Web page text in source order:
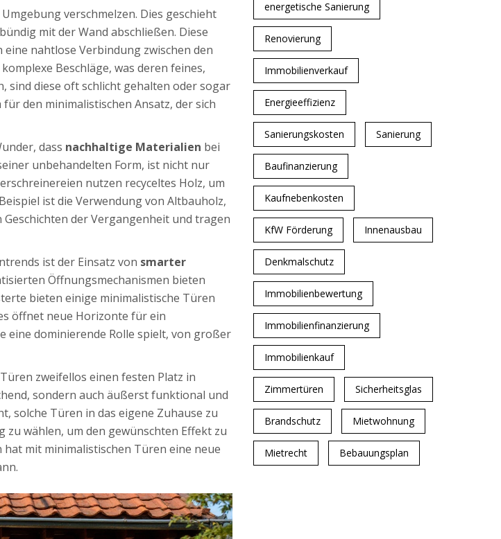
energetische Sanierung
Renovierung
Immobilienverkauf
Energieeffizienz
Sanierungskosten Sanierung
Baufinanzierung
Kaufnebenkosten
KfW Förderung Innenausbau
Denkmalschutz
Immobilienbewertung
Immobilienfinanzierung
Immobilienkauf
Zimmertüren Sicherheitsglas
Brandschutz Mietwohnung
Mietrecht Bebauungsplan
verschmelzen. Dies geschieht
mit der Wand abschließen. Diese
nahtlose Verbindung zwischen den
Beschläge, was deren feines,
sind diese oft schlicht gehalten oder sogar
den minimalistischen Ansatz, der sich
dass nachhaltige Materialien bei
unbehandelten Form, ist nicht nur
nutzen recyceltes Holz, um
ist die Verwendung von Altbauholz,
der Vergangenheit und tragen
ist der Einsatz von smarter
Öffnungsmechanismen bieten
bieten einige minimalistische Türen
öffnet neue Horizonte für ein
eine dominierende Rolle spielt, von großer
zweifellos einen festen Platz in
sondern auch äußerst funktional und
solche Türen in das eigene Zuhause zu
wählen, um den gewünschten Effekt zu
mit minimalistischen Türen eine neue